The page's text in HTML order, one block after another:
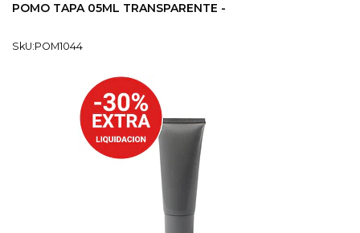
POMO TAPA 05ML TRANSPARENTE -
SkU:POM1044